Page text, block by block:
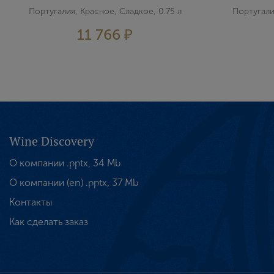
Португалия, Красное, Сладкое, 0.75 л
11 766 ₽
Wine Discovery
О компании .pptx, 34 Mb
О компании (en) .pptx, 37 Mb
Контакты
Как сделать заказ